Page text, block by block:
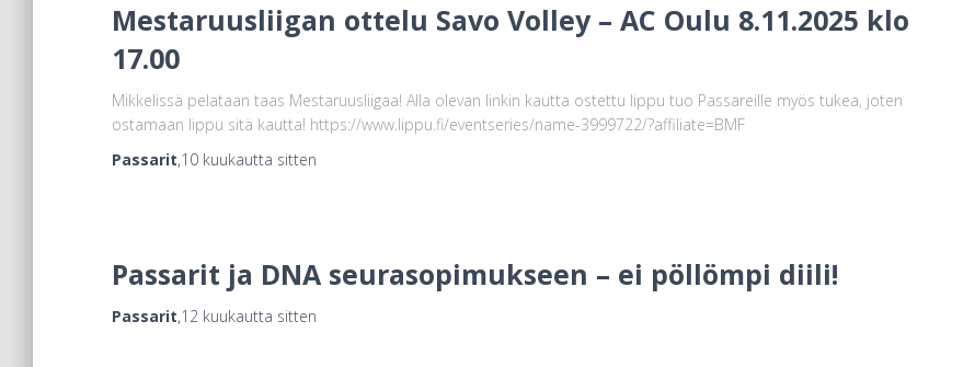
Mestaruusliigan ottelu Savo Volley – AC Oulu 8.11.2025 klo
17.00
Mikkelissä pelataan taas Mestaruusliigaa! Alla olevan linkin kautta ostettu lippu tuo Passareille myös tukea, joten
ostamaan lippu sitä kautta! https://www.lippu.fi/eventseries/name-3999722/?affiliate=BMF
Passarit,10 kuukautta sitten
Passarit ja DNA seurasopimukseen – ei pöllömpi diili!
Passarit,12 kuukautta sitten